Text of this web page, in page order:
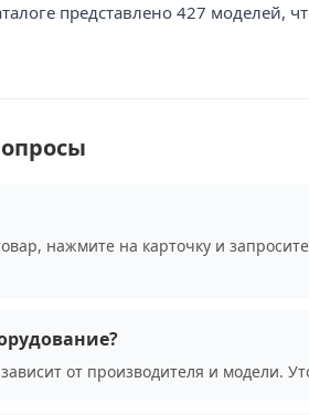
представлено 427 моделей,
нажмите на карточку и
от производителя и модели.